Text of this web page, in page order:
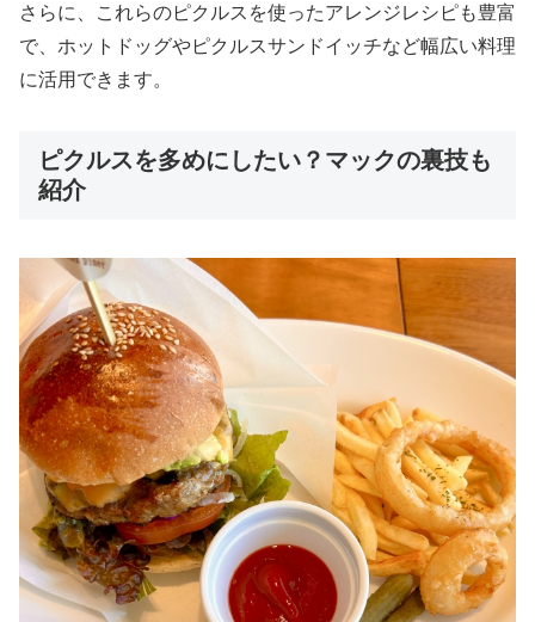
さらに、これらのピクルスを使ったアレンジレシピも豊富
で、ホットドッグやピクルスサンドイッチなど幅広い料理
に活用できます。
ピクルスを多めにしたい？マックの裏技も
紹介